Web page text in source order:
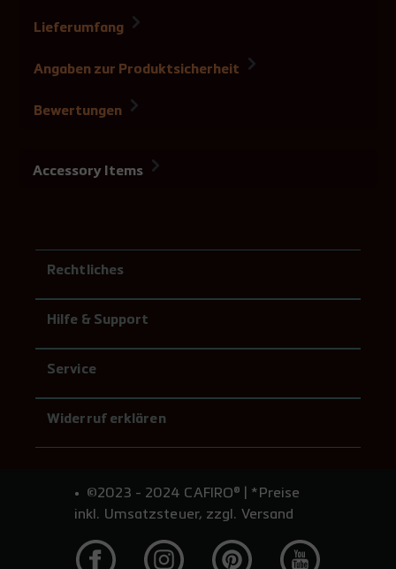
Lieferumfang
Angaben zur Produktsicherheit
Bewertungen
Accessory Items
Rechtliches
Hilfe & Support
Service
Widerruf erklären
©2023 - 2024 CAFIRO® | *Preise
inkl. Umsatzsteuer, zzgl. Versand